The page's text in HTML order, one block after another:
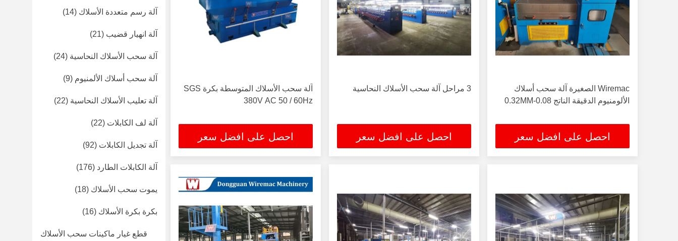
Wiremac الصغيرة آلة سحب أسلاك
الألومنيوم الدقيقة الناتج 0.08-0.32MM
احصل على افضل سعر
3 مراحل آلة سحب الأسلاك النحاسية
احصل على افضل سعر
آلة سحب الأسلاك المتوسطة بكرة SGS
380V AC 50 / 60Hz
احصل على افضل سعر
آلة رسم متعددة الأسلاك (14)
آلة انهيار قضيب (21)
آلة سحب الأسلاك النحاسية (24)
آلة سحب أسلاك الألمنيوم (9)
آلة تعليب الأسلاك النحاسية (22)
آلة لف الكابلات (22)
آلة تجديل الكابلات (92)
آلة الكابلات الطارد (176)
يموت سحب الأسلاك (18)
بكرة بكرة الأسلاك (16)
قطع غيار ماكينات سحب الأسلاك